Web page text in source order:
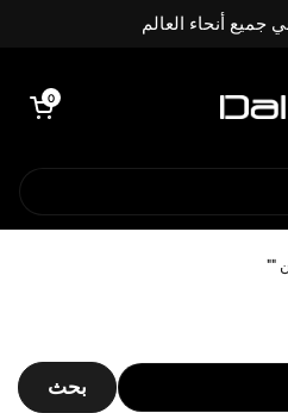
أنحاء العالم
فتح العربة
0
""
بحث